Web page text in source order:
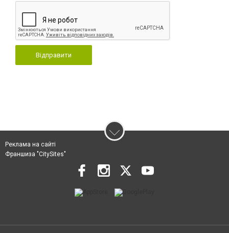
Відправити
Реклама на сайті
Франшиза "CitySites"